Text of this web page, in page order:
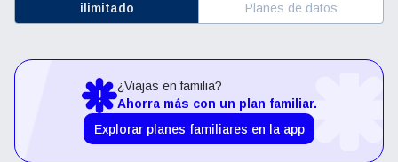
ilimitado Planes de datos
¿Viajas en familia?
Ahorra más con un plan familiar.
Explorar planes familiares en la app